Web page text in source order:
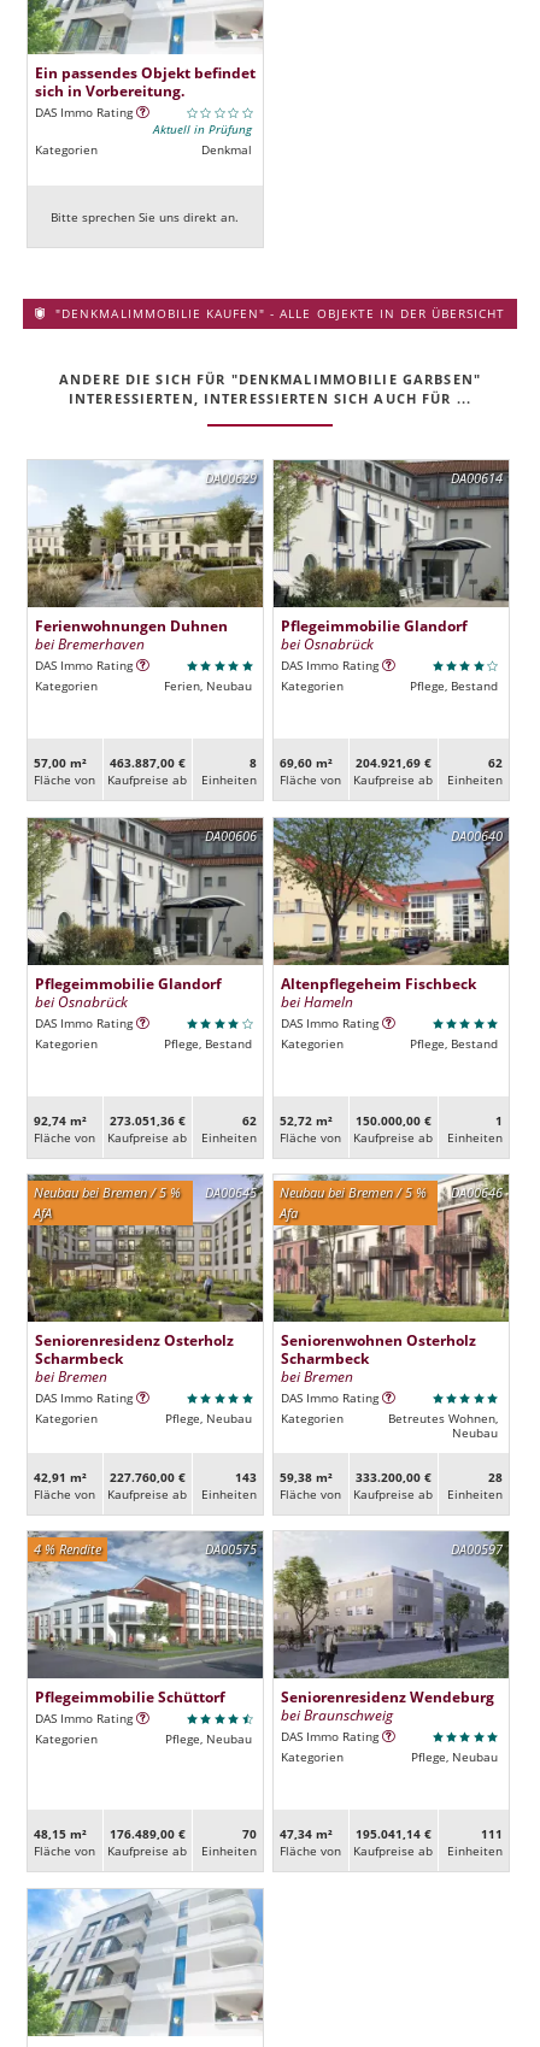
Ein passendes Objekt befindet
sich in Vorbereitung.
DAS Immo Rating
Aktuell in Prüfung
Kategorien
Denkmal
Bitte sprechen Sie uns direkt an.
"DENKMALIMMOBILIE KAUFEN" - ALLE OBJEKTE IN DER ÜBERSICHT
ANDERE DIE SICH FÜR "DENKMALIMMOBILIE GARBSEN"
INTERESSIERTEN, INTERESSIERTEN SICH AUCH FÜR ...
DA00629
Ferienwohnungen Duhnen
bei Bremerhaven
DAS Immo Rating
Kategorien
Ferien, Neubau
57,00 m²
Fläche von
463.887,00 €
Kaufpreise ab
8
Ein­heiten
DA00614
Pflegeimmobilie Glandorf
bei Osnabrück
DAS Immo Rating
Kategorien
Pflege, Bestand
69,60 m²
Fläche von
204.921,69 €
Kaufpreise ab
62
Ein­heiten
DA00606
Pflegeimmobilie Glandorf
bei Osnabrück
DAS Immo Rating
Kategorien
Pflege, Bestand
92,74 m²
Fläche von
273.051,36 €
Kaufpreise ab
62
Ein­heiten
DA00640
Altenpflegeheim Fischbeck
bei Hameln
DAS Immo Rating
Kategorien
Pflege, Bestand
52,72 m²
Fläche von
150.000,00 €
Kaufpreise ab
1
Ein­heiten
DA00645
Neubau bei Bremen / 5 %
AfA
Seniorenresidenz Osterholz
Scharmbeck
bei Bremen
DAS Immo Rating
Kategorien
Pflege, Neubau
42,91 m²
Fläche von
227.760,00 €
Kaufpreise ab
143
Ein­heiten
DA00646
Neubau bei Bremen / 5 %
Afa
Seniorenwohnen Osterholz
Scharmbeck
bei Bremen
DAS Immo Rating
Kategorien
Betreutes Wohnen,
Neubau
59,38 m²
Fläche von
333.200,00 €
Kaufpreise ab
28
Ein­heiten
DA00575
4 % Rendite
Pflegeimmobilie Schüttorf
DAS Immo Rating
Kategorien
Pflege, Neubau
48,15 m²
Fläche von
176.489,00 €
Kaufpreise ab
70
Ein­heiten
DA00597
Seniorenresidenz Wendeburg
bei Braunschweig
DAS Immo Rating
Kategorien
Pflege, Neubau
47,34 m²
Fläche von
195.041,14 €
Kaufpreise ab
111
Ein­heiten